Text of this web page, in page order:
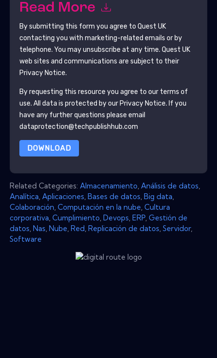
Read More
By submitting this form you agree to Quest UK
contacting you with marketing-related emails or by
telephone. You may unsubscribe at any time. Quest UK
web sites and communications are subject to their
Privacy Notice.
By requesting this resource you agree to our terms of
use. All data is protected by our Privacy Notice. If you
have any further questions please email
dataprotection@techpublishhub.com
DOWNLOAD
Related Categories: Almacenamiento Análisis de datos
Analítica Aplicaciones Bases de datos Big data
Colaboración Computación en la nube Cultura
corporativa Cumplimiento Devops ERP Gestión de
datos Nas Nube Red Replicación de datos Servidor,
Software